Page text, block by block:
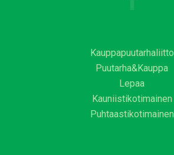
Kauppapuutarhaliitto
Puutarha&Kauppa
Lepaa
Kauniistikotimainen
Puhtaastikotimainen